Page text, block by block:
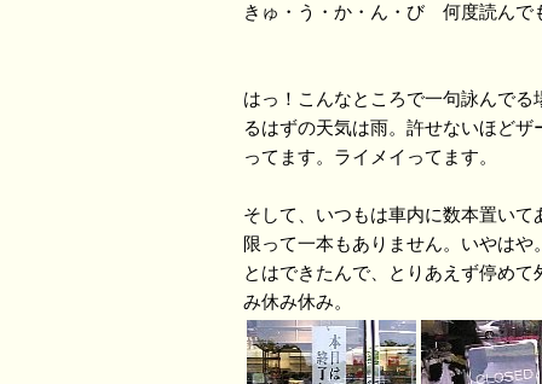
きゅ・う・か・ん・び 何度読ん
はっ！こんなところで一句詠んで
るはずの天気は雨。許せないほど
ってます。ライメイってます。
そして、いつもは車内に数本置い
限って一本もありません。いやは
とはできたんで、とりあえず停め
み休み休み。